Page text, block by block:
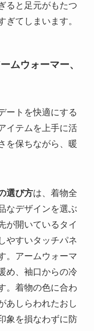
ると足元がもたつ
ぎてしまいます。
ムウォーマー、
ートを快適にする
イテムを上手に活
を保ちながら、暖
選び方は、着物全
なデザインを選ぶ
が開いているタイ
やすいタッチパネ
。アームウォーマ
め、袖口からの冷
。着物の色に合わ
あしらわれたおし
象を損なわずに防